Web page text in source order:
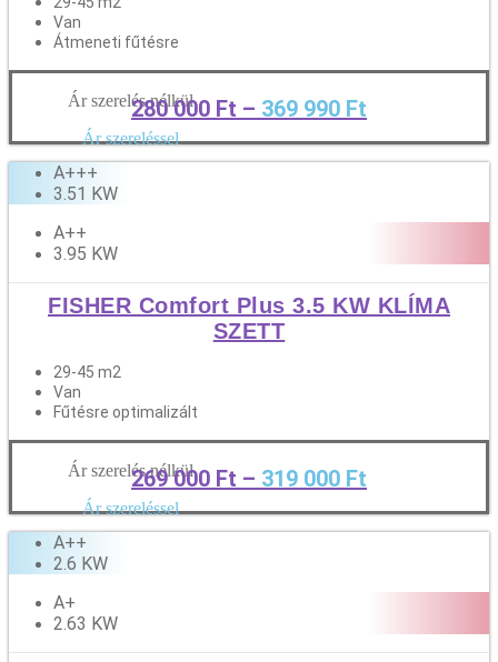
Van
Átmeneti fűtésre
Ár szerelés nélkül
Ár szereléssel
280 000 Ft – 369 990 Ft
A+++
3.51 KW
A++
3.95 KW
FISHER Comfort Plus 3.5 KW KLÍMA
SZETT
29-45 m2
Van
Fűtésre optimalizált
Ár szerelés nélkül
Ár szereléssel
269 000 Ft – 319 000 Ft
A++
2.6 KW
A+
2.63 KW